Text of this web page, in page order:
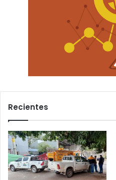
Recientes